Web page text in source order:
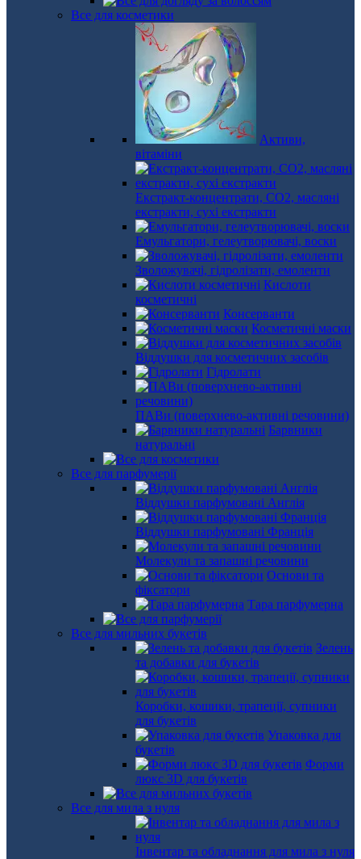
Все для косметики
Активи,
вітаміни
Екстракт-концентрати, СО2, масляні
екстракти, сухі екстракти
Емульгатори, гелеутворювачі, воски
Зволожувачі, гідролізати, емоленти
Кислоти
косметичні
Консерванти
Косметичні маски
Віддушки для косметичних засобів
Гідролати
ПАВи (поверхнево-активні речовини)
Барвники
натуральні
Все для парфумерії
Віддушки парфумовані Англія
Віддушки парфумовані Франція
Молекули та запашні речовини
Основи та
фіксатори
Тара парфумерна
Все для мильних букетів
Зелень
та добавки для букетів
Коробки, кошики, трапеції, супники
для букетів
Упаковка для
букетів
Форми
люкс 3D для букетів
Все для мила з нуля
Інвентар та обладнання для мила з нуля